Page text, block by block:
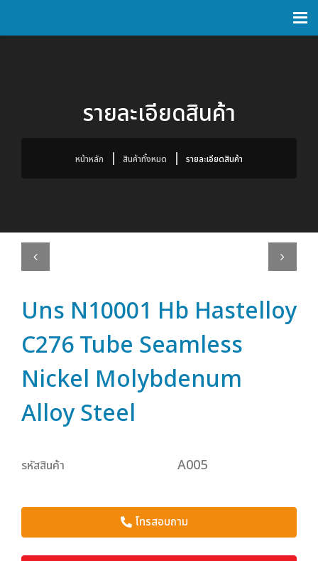
รายละเอียดสินค้า
หน้าหลัก สินค้าทั้งหมด รายละเอียดสินค้า
Uns N10001 Hb Hastelloy
C276 Tube Seamless
Nickel Molybdenum
Alloy Steel
รหัสสินค้า A005
โทรสอบถาม